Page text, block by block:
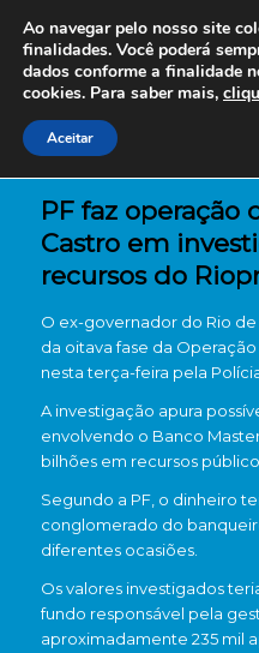
PF faz operação
Castro em
recursos do
O ex-governador do Rio de
da oitava fase da
nesta terça-feira pela
A investigação apura
envolvendo o Banco
bilhões em recursos
Segundo a PF, o dinheiro
conglomerado do
diferentes ocasiões.
Os valores investigados
fundo responsável pela
aproximadamente 235 mil
Ao navegar pelo nosso site
finalidades. Você poderá
dados conforme a finalidade
cookies. Para saber mais,
Aceitar